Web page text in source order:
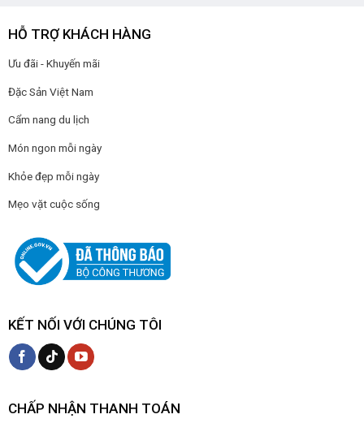
HỖ TRỢ KHÁCH HÀNG
Ưu đãi - Khuyến mãi
Đặc Sản Việt Nam
Cẩm nang du lịch
Món ngon mỗi ngày
Khỏe đẹp mỗi ngày
Mẹo vặt cuộc sống
KẾT NỐI VỚI CHÚNG TÔI
CHẤP NHẬN THANH TOÁN